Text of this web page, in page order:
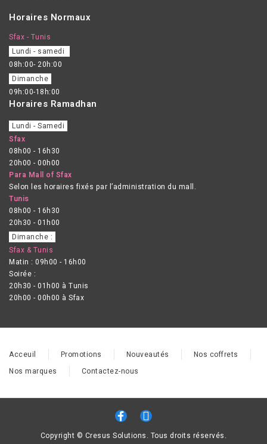
Horaires Normaux
Sfax - Tunis
Lundi - samedi
08h:00- 20h:00
Dimanche
09h:00-18h:00
Horaires Ramadhan
Lundi - Samedi
Sfax
08h00 - 16h30
20h00 - 00h00
Para Mall of Sfax
Selon les horaires fixés par l’administration du mall.
Tunis
08h00 - 16h30
20h30 - 01h00
Dimanche :
Sfax & Tunis
Matin : 09h00 - 16h00
Soirée :
20h30 - 01h00 à Tunis
20h00 - 00h00 à Sfax
Acceuil Promotions Nouveautés
Nos coffrets
Nos marques
Contactez-nous
Copyright © Cresus Solutions. Tous droits réservés.